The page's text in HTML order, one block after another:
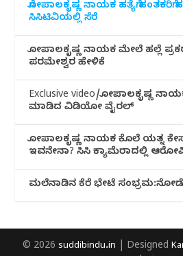
ಗೋಪಾಲಕೃಷ್ಣ ನಾಯಕ ಹತ್ಯೆಗೆ ಹಂತಕರಿಗೆ
ಸಿಸಿಟಿವಿಯಲ್ಲಿ ಸೆರೆ
ಗೋಪಾಲಕೃಷ್ಣ ನಾಯಕ ಮೇಲೆ ಹಲ್ಲೆ
ಪರಮೇಶ್ವರ ಹೇಳಿಕೆ
Exclusive video/ಗೋಪಾಲಕೃಷ್ಣ
ಮಾಡಿದ ವಿಡಿಯೋ ವೈರಲ್
ಗೋಪಾಲಕೃಷ್ಣ ನಾಯಕ ಕೊಲೆ ಯತ್ನ
ಇವನೇನಾ? ಸಿಸಿ ಕ್ಯಾಮೆರಾದಲ್ಲಿ
ಮಲೆನಾಡಿ‌ನ ಕೆರೆ ಭೇಟೆ
© 2026 suddibindu.in | Designed